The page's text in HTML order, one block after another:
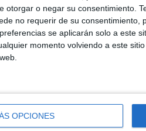
otorgar o negar su consentimiento.
no requerir de su consentimiento,
se aplicarán solo a este
momento volviendo a este
OPCIONES
Alberto Gaitán, va a recibir
de Moderna y 3.800
la suma de las que han
que se ha administrado
de abril, si todas las previsiones